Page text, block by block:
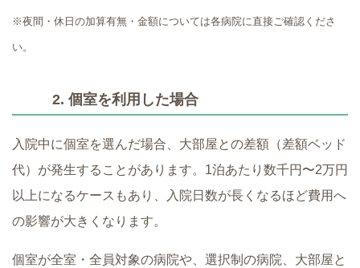
※夜間・休日の加算有無・金額については各病院に直接ご確認くださ
い。
2. 個室を利用した場合
入院中に個室を選んだ場合、大部屋との差額（差額ベッド
代）が発生することがあります。1泊あたり数千円〜2万円
以上になるケースもあり、入院日数が長くなるほど費用へ
の影響が大きくなります。
個室が全室・全員対象の病院や、選択制の病院、大部屋と